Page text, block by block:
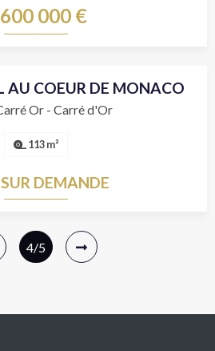
000 €
AU COEUR DE MONACO
Or - Carré d'Or
113 m²
DEMANDE
4/5